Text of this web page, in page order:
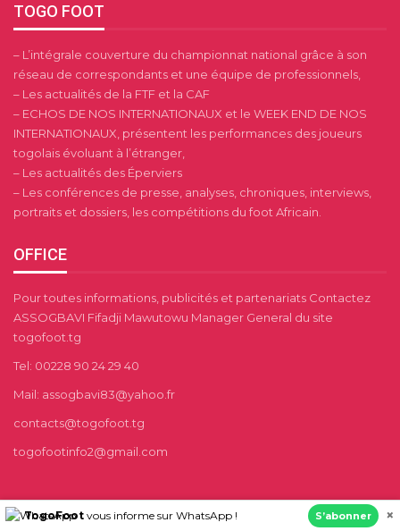
TOGO FOOT
– L’intégrale couverture du championnat national grâce à son
réseau de correspondants et une équipe de professionnels,
– Les actualités de la FTF et la CAF
– ECHOS DE NOS INTERNATIONAUX et le WEEK END DE NOS
INTERNATIONAUX, présentent les performances des joueurs
togolais évoluant à l’étranger,
– Les actualités des Éperviers
– Les conférences de presse, analyses, chroniques, interviews,
portraits et dossiers, les compétitions du foot Africain.
OFFICE
Pour toutes informations, publicités et partenariats Contactez
ASSOGBAVI Fifadji Mawutowu Manager General du site
togofoot.tg
Tel: 00228 90 24 29 40
Mail: assogbavi83@yahoo.fr
contacts@togofoot.tg
togofootinfo2@gmail.com
TogoFoot vous informe sur WhatsApp ! S’abonner ×